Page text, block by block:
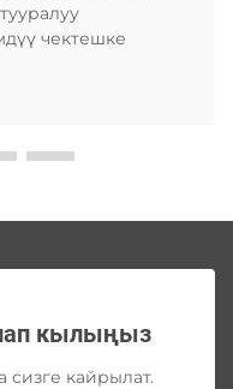
чектешке
кылыңыз
сизге кайрылат.